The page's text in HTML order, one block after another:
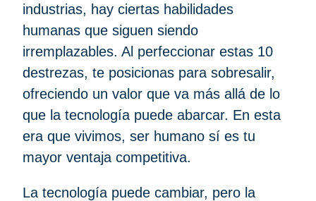
industrias, hay ciertas habilidades
humanas que siguen siendo
irremplazables. Al perfeccionar estas 10
destrezas, te posicionas para sobresalir,
ofreciendo un valor que va más allá de lo
que la tecnología puede abarcar. En esta
era que vivimos, ser humano sí es tu
mayor ventaja competitiva.
La tecnología puede cambiar, pero la